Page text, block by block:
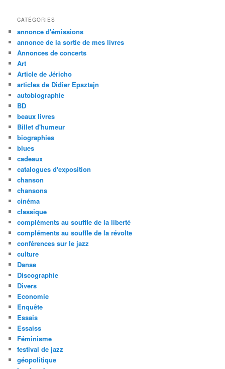
CATÉGORIES
annonce d'émissions
annonce de la sortie de mes livres
Annonces de concerts
Art
Article de Jéricho
articles de Didier Epsztajn
autobiographie
BD
beaux livres
Billet d'humeur
biographies
blues
cadeaux
catalogues d'exposition
chanson
chansons
cinéma
classique
compléments au souffle de la liberté
compléments au souffle de la révolte
conférences sur le jazz
culture
Danse
Discographie
Divers
Economie
Enquête
Essais
Essaiss
Féminisme
festival de jazz
géopolitique